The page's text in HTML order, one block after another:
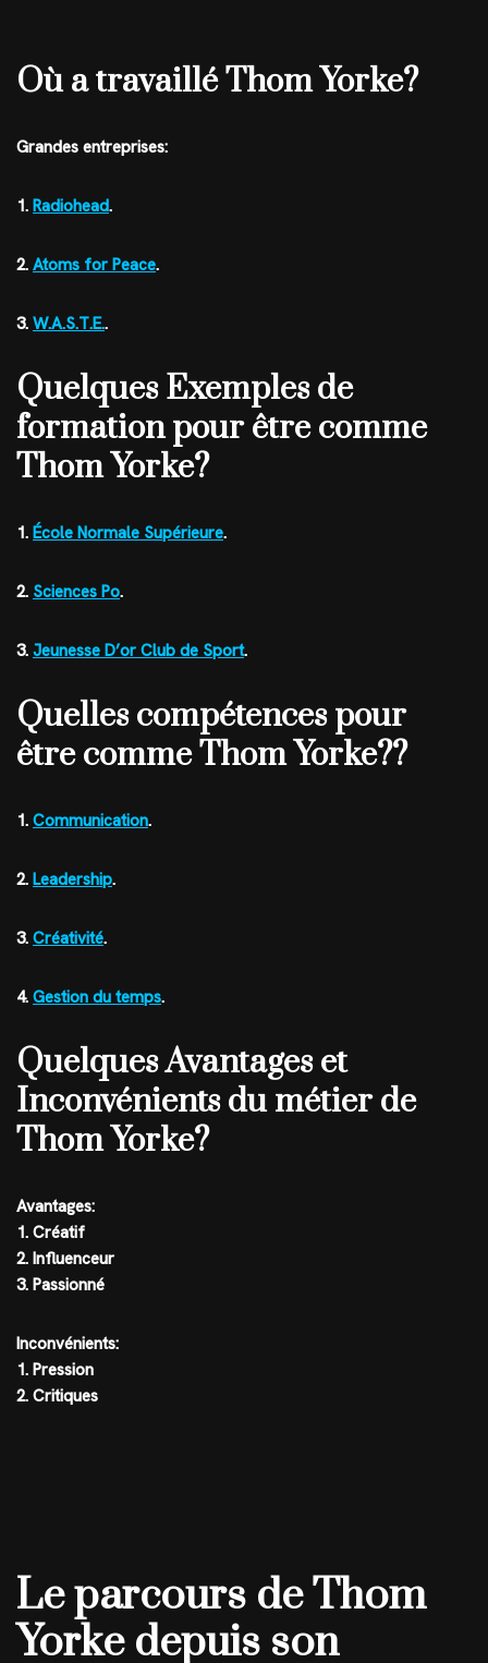
Où a travaillé Thom Yorke?
Grandes entreprises:
1. Radiohead.
2. Atoms for Peace.
3. W.A.S.T.E..
Quelques Exemples de
formation pour être comme
Thom Yorke?
1. École Normale Supérieure.
2. Sciences Po.
3. Jeunesse D’or Club de Sport.
Quelles compétences pour
être comme Thom Yorke??
1. Communication.
2. Leadership.
3. Créativité.
4. Gestion du temps.
Quelques Avantages et
Inconvénients du métier de
Thom Yorke?
Avantages:
1. Créatif
2. Influenceur
3. Passionné
Inconvénients:
1. Pression
2. Critiques
Le parcours de Thom
Yorke depuis son